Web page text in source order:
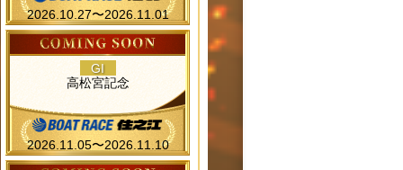
2026.10.27〜2026.11.01
GI
高松宮記念
2026.11.05〜2026.11.10